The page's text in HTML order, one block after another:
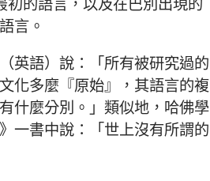
言。
英語）說：「所有被研究過的
化多麼『原始』，其語言的複
什麼分別。」類似地，哈佛學
一書中說：「世上沒有所謂的